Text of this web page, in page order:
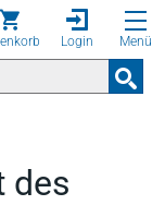
Login Menü
des